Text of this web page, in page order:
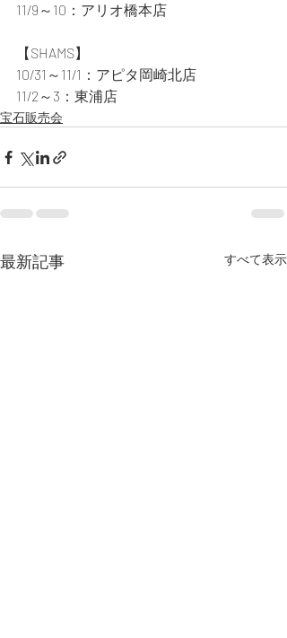
11/9～10：アリオ橋本店
【SHAMS】
10/31～11/1：アピタ岡崎北店
11/2～3：東浦店
宝石販売会
最新記事 すべて表示